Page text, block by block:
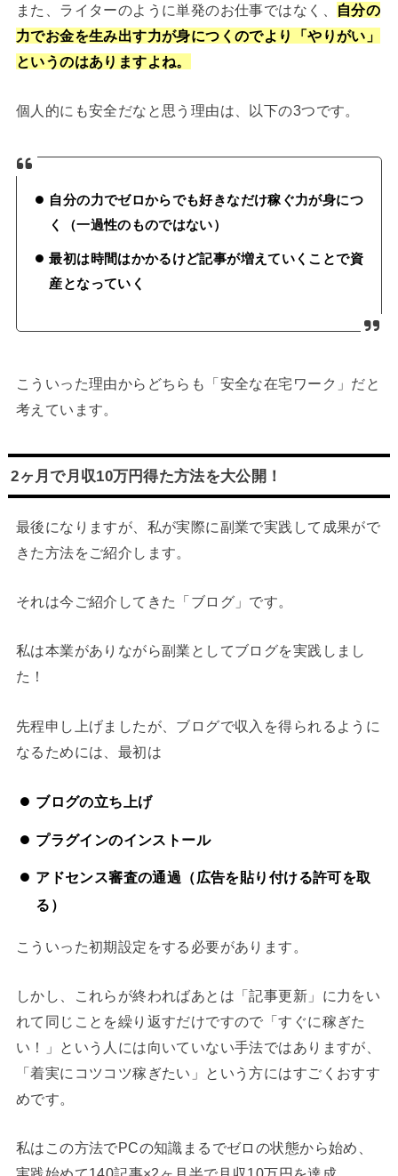
また、ライターのように単発のお仕事ではなく、
自分の
力でお金を生み出す力が身につくのでより「やりがい」
というのはありますよね。
個人的にも安全だなと思う理由は、以下の3つです。
自分の力でゼロからでも好きなだけ稼ぐ力が身につ
く（一過性のものではない）
最初は時間はかかるけど記事が増えていくことで資
産となっていく
こういった理由からどちらも「安全な在宅ワーク」だと
考えています。
2ヶ月で月収10万円得た方法を大公開！
最後になりますが、私が実際に副業で実践して成果がで
きた方法をご紹介します。
それは今ご紹介してきた「ブログ」です。
私は本業がありながら副業としてブログを実践しまし
た！
先程申し上げましたが、ブログで収入を得られるように
なるためには、最初は
ブログの立ち上げ
プラグインのインストール
アドセンス審査の通過（広告を貼り付ける許可を取
る）
こういった初期設定をする必要があります。
しかし、これらが終わればあとは「記事更新」に力をい
れて同じことを繰り返すだけですので「すぐに稼ぎた
い！」という人には向いていない手法ではありますが、
「着実にコツコツ稼ぎたい」という方にはすごくおすす
めです。
私はこの方法でPCの知識まるでゼロの状態から始め、